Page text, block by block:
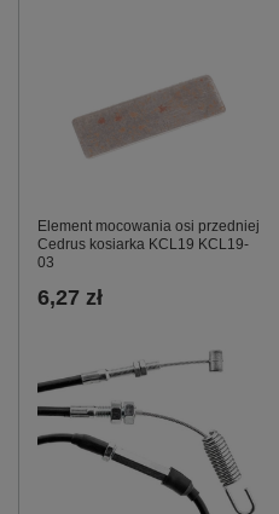
Element mocowania osi przedniej
Cedrus kosiarka KCL19 KCL19-
03
6,27 zł